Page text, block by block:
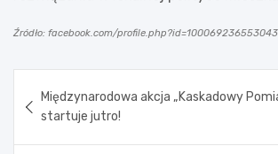
Źródło: facebook.com/profile.php?id=100069236553043
wpisu
Międzynarodowa akcja „Kaskadowy
startuje jutro!